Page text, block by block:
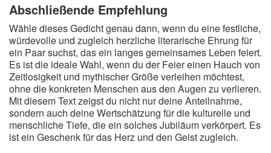
Abschließende Empfehlung
Wähle dieses Gedicht genau dann, wenn du eine festliche,
würdevolle und zugleich herzliche literarische Ehrung für
ein Paar suchst, das ein langes gemeinsames Leben feiert.
Es ist die ideale Wahl, wenn du der Feier einen Hauch von
Zeitlosigkeit und mythischer Größe verleihen möchtest,
ohne die konkreten Menschen aus den Augen zu verlieren.
Mit diesem Text zeigst du nicht nur deine Anteilnahme,
sondern auch deine Wertschätzung für die kulturelle und
menschliche Tiefe, die ein solches Jubiläum verkörpert. Es
ist ein Geschenk für das Herz und den Geist zugleich.